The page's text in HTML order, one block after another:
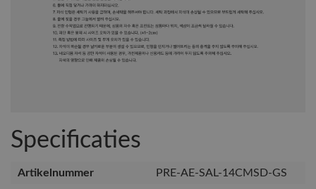
Specificaties
Artikelnummer
PRE-AE-SAL-14CMSD-GS